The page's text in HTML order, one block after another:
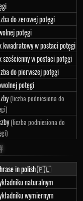
do zerowej potęgi
potęgi
kwadratowy w postaci potęgi
w postaci potęgi
do pierwszej potęgi
potęgi
(liczba podniesiona do
(liczba podniesiona do
in polish 🇵🇱
naturalnym
wymiernym